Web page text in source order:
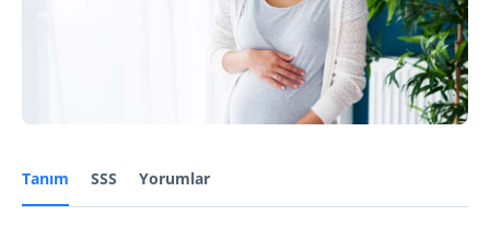
Tanım SSS Yorumlar